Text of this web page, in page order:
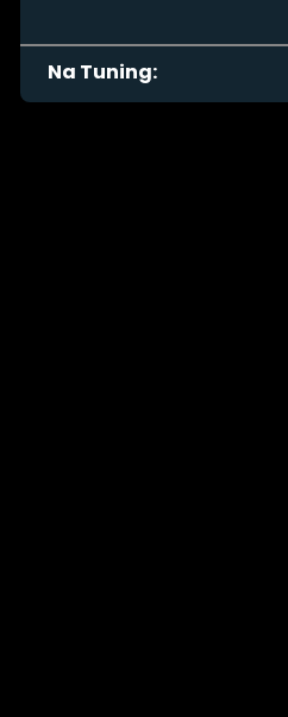
Na Tuning: